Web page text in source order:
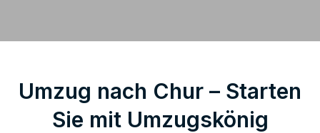
Umzug nach Chur – Starten
Sie mit Umzugskönig